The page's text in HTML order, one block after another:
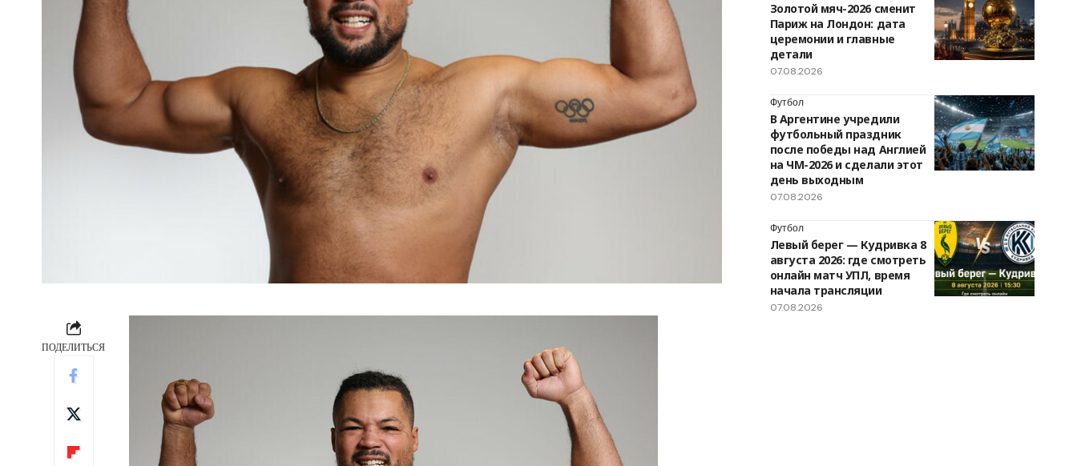
ПОДЕЛИТЬСЯ
Золотой мяч-2026 сменит
Париж на Лондон: дата
церемонии и главные
детали
07.08.2026
Футбол
В Аргентине учредили
футбольный праздник
после победы над Англией
на ЧМ-2026 и сделали этот
день выходным
07.08.2026
Футбол
Левый берег — Кудривка 8
августа 2026: где смотреть
онлайн матч УПЛ, время
начала трансляции
07.08.2026